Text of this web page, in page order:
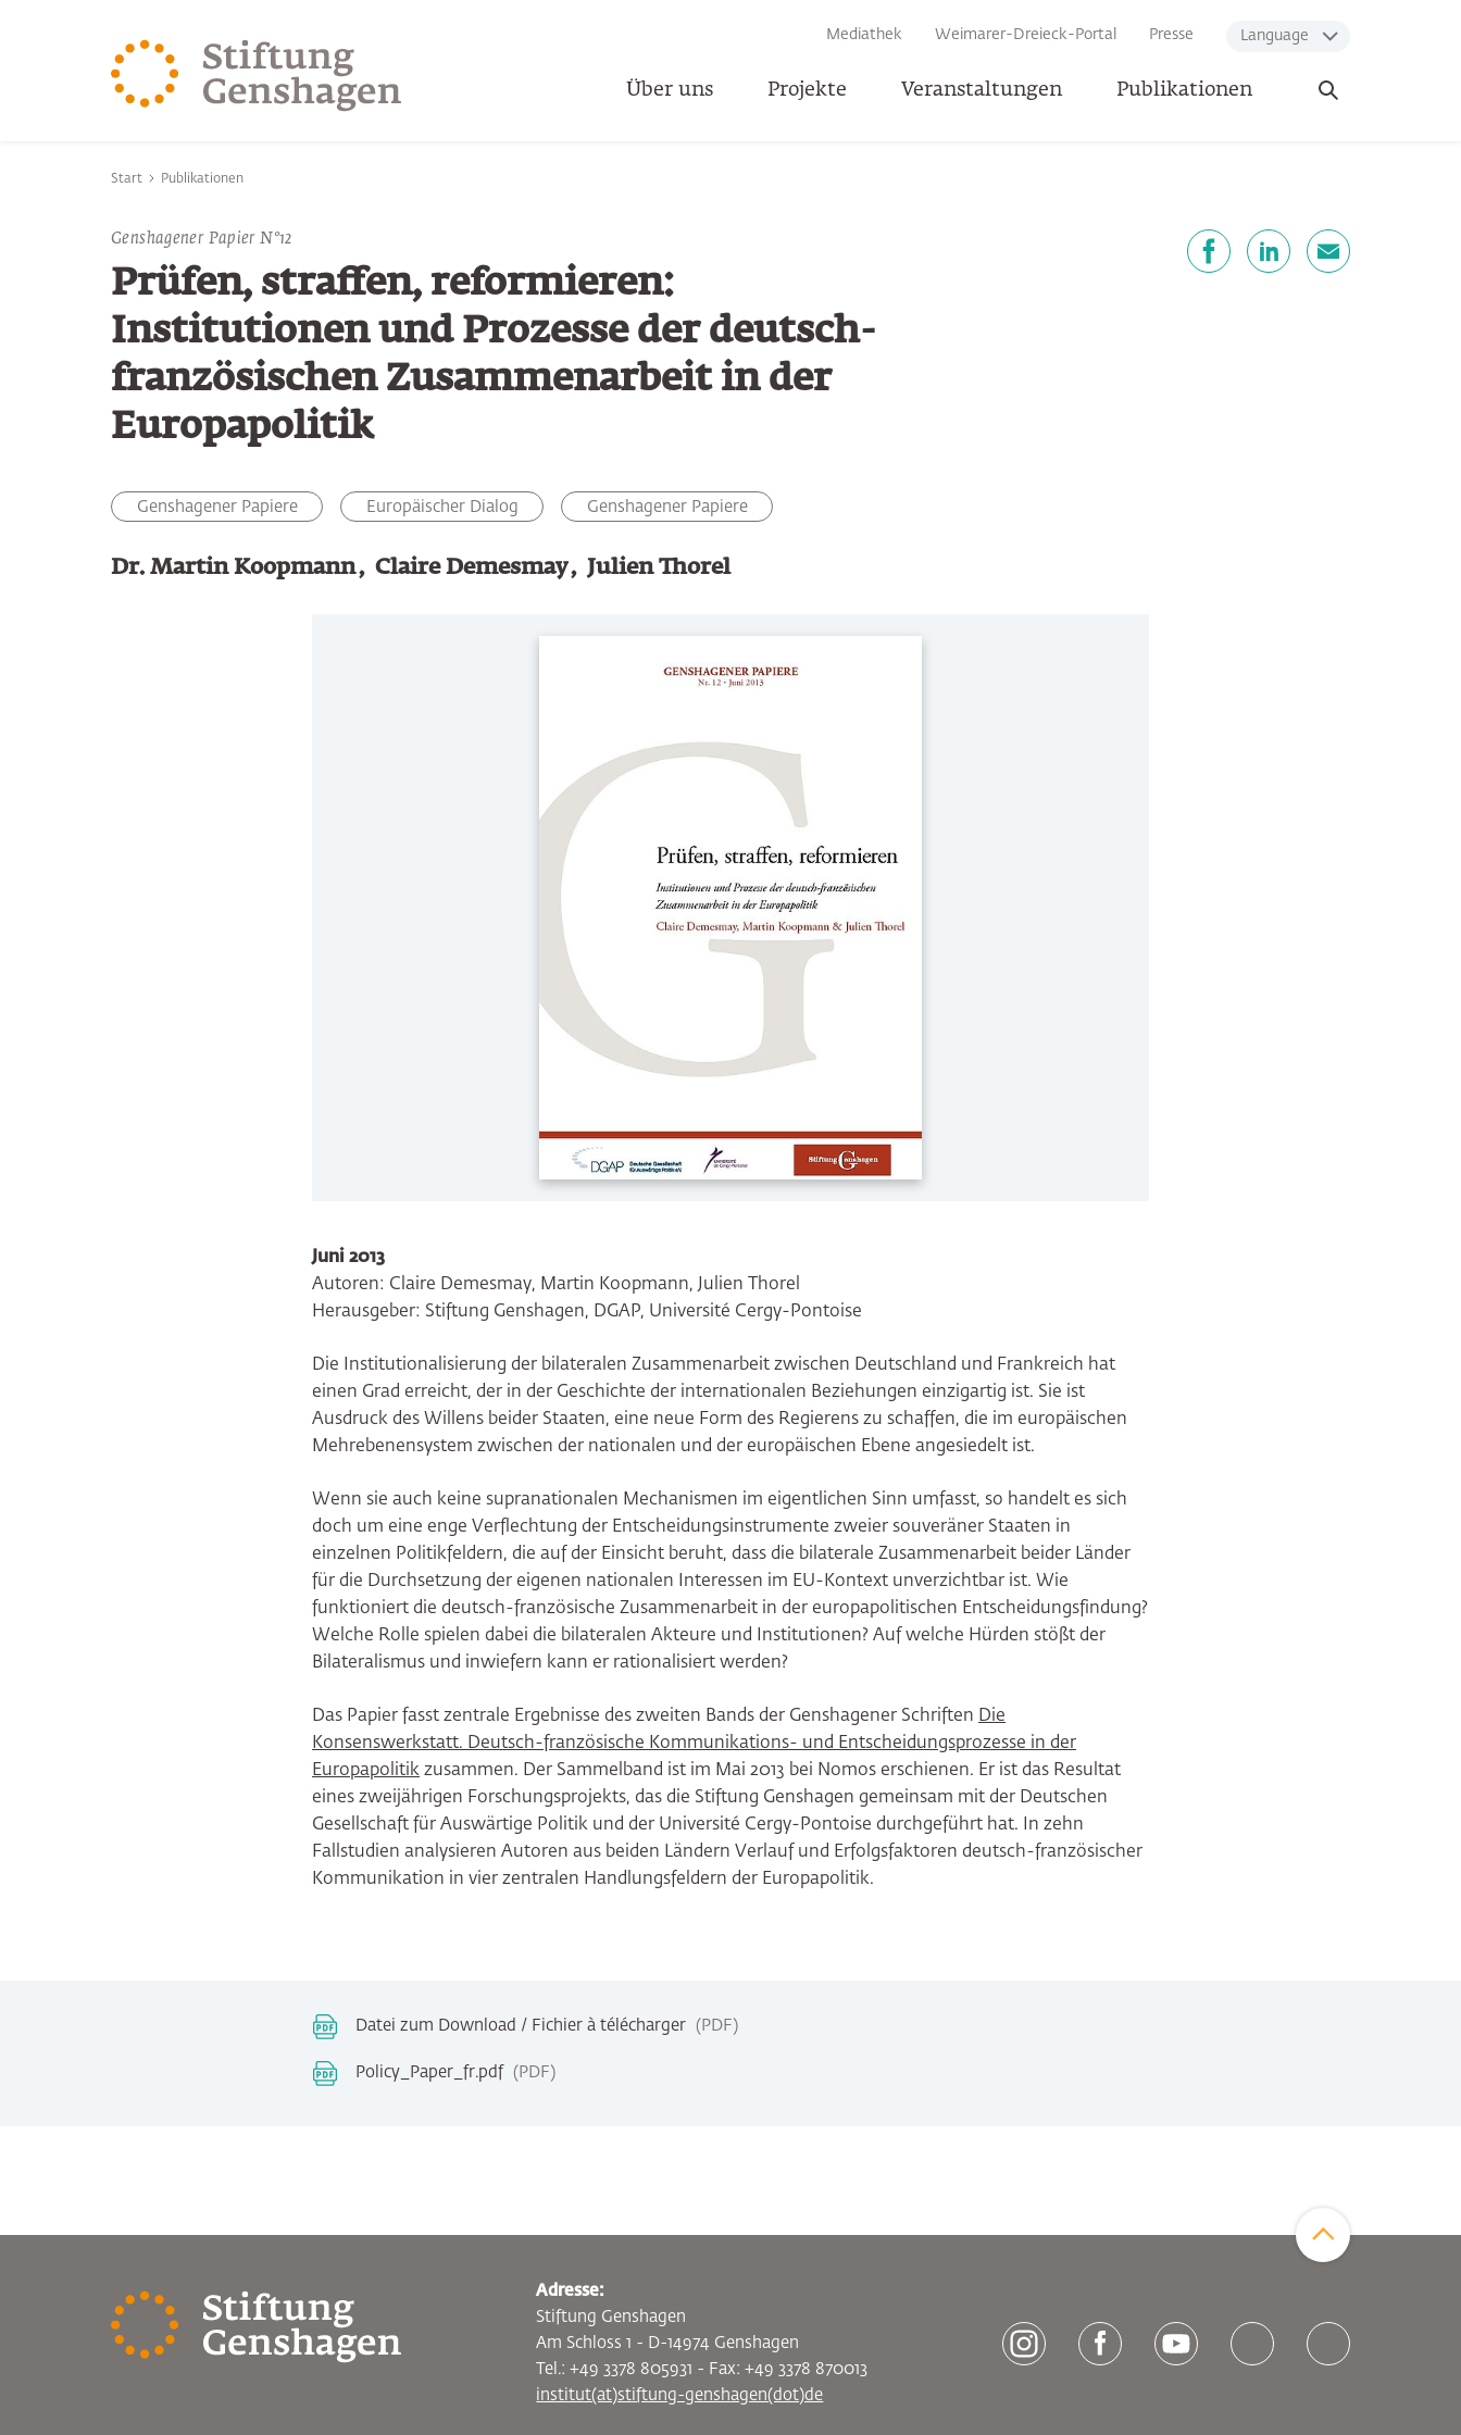
Mediathek Weimarer-Dreieck-Portal Presse Language
Über uns Projekte Veranstaltungen Publikationen
Suche
öffnen
Sie befinden sich hier:
Start Publikationen
Genshagener Papier N°12
Prüfen, straffen, reformieren:
Institutionen und Prozesse der deutsch-
französischen Zusammenarbeit in der
Europapolitik
Genshagener Papiere Europäischer Dialog Genshagener Papiere
Dr. Martin Koopmann Claire Demesmay Julien Thorel
Juni 2013
Autoren: Claire Demesmay, Martin Koopmann, Julien Thorel
Herausgeber: Stiftung Genshagen, DGAP, Université Cergy-Pontoise
Die Institutionalisierung der bilateralen Zusammenarbeit zwischen Deutschland und Frankreich hat
einen Grad erreicht, der in der Geschichte der internationalen Beziehungen einzigartig ist. Sie ist
Ausdruck des Willens beider Staaten, eine neue Form des Regierens zu schaffen, die im europäischen
Mehrebenensystem zwischen der nationalen und der europäischen Ebene angesiedelt ist.
Wenn sie auch keine supranationalen Mechanismen im eigentlichen Sinn umfasst, so handelt es sich
doch um eine enge Verflechtung der Entscheidungsinstrumente zweier souveräner Staaten in
einzelnen Politikfeldern, die auf der Einsicht beruht, dass die bilaterale Zusammenarbeit beider Länder
für die Durchsetzung der eigenen nationalen Interessen im EU-Kontext unverzichtbar ist. Wie
funktioniert die deutsch-französische Zusammenarbeit in der europapolitischen Entscheidungsfindung?
Welche Rolle spielen dabei die bilateralen Akteure und Institutionen? Auf welche Hürden stößt der
Bilateralismus und inwiefern kann er rationalisiert werden?
Das Papier fasst zentrale Ergebnisse des zweiten Bands der Genshagener Schriften Die
Konsenswerkstatt. Deutsch-französische Kommunikations- und Entscheidungsprozesse in der
Europapolitik zusammen. Der Sammelband ist im Mai 2013 bei Nomos erschienen. Er ist das Resultat
eines zweijährigen Forschungsprojekts, das die Stiftung Genshagen gemeinsam mit der Deutschen
Gesellschaft für Auswärtige Politik und der Université Cergy-Pontoise durchgeführt hat. In zehn
Fallstudien analysieren Autoren aus beiden Ländern Verlauf und Erfolgsfaktoren deutsch-französischer
Kommunikation in vier zentralen Handlungsfeldern der Europapolitik.
Datei zum Download / Fichier à télécharger PDF
Policy_Paper_fr.pdf PDF
[socialLinksTitle]
Adresse:
Stiftung Genshagen
Am Schloss 1 - D-14974 Genshagen
Tel.: +49 3378 805931 - Fax: +49 3378 870013
institut(at)stiftung-genshagen(dot)de